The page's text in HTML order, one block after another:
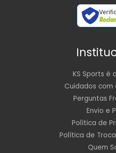
KS Sports é
Cuidados com
Perguntas
Envio e
Política de
Política de
Quem